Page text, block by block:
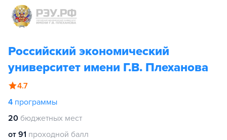
Российский экономический
университет имени Г.В. Плеханова
4.7
4 программы
20 бюджетных мест
от 91 проходной балл